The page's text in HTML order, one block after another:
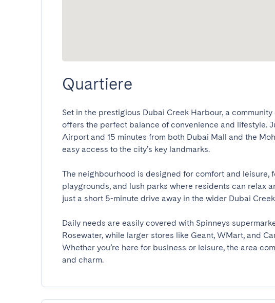
Quartiere
Set in the prestigious Dubai Creek Harbour, a
offers the perfect balance of convenience and lifestyle.
Airport and 15 minutes from both Dubai Mall and the
easy access to the city’s key landmarks.
The neighbourhood is designed for comfort and leisure,
playgrounds, and lush parks where residents can relax
just a short 5-minute drive away in the wider Dubai
Daily needs are easily covered with Spinneys
Rosewater, while larger stores like Geant, WMart, and
Whether you’re here for business or leisure, the area
and charm.